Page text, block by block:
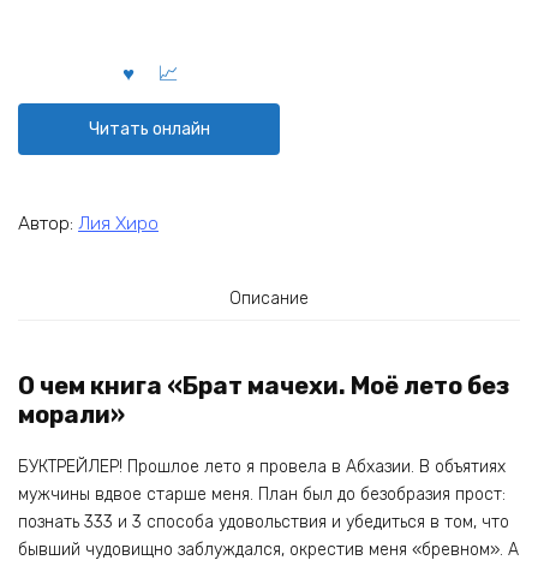
Читать онлайн
Автор: Лия Хиро
Описание
О чем книга «Брат мачехи. Моё лето без
морали»
БУКТРЕЙЛЕР! Прошлое лето я провела в Абхазии. В объятиях
мужчины вдвое старше меня. План был до безобразия прост:
познать 333 и 3 способа удовольствия и убедиться в том, что
бывший чудовищно заблуждался, окрестив меня «бревном». А